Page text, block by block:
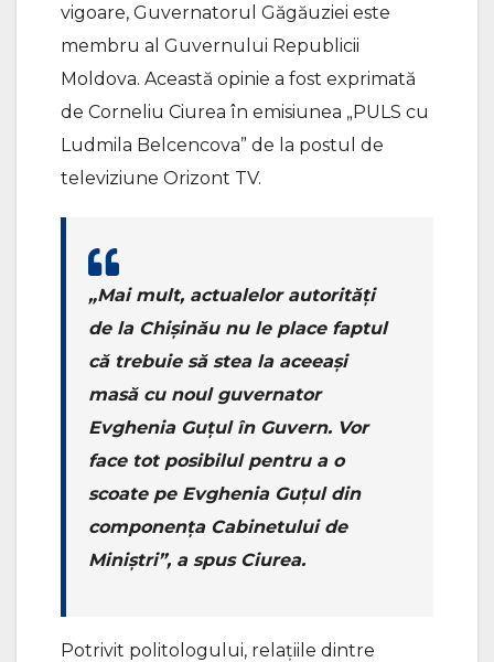
vigoare, Guvernatorul Găgăuziei este
membru al Guvernului Republicii
Moldova. Această opinie a fost exprimată
de Corneliu Ciurea în emisiunea „PULS cu
Ludmila Belcencova” de la postul de
televiziune Orizont TV.
„Mai mult, actualelor autorități
de la Chișinău nu le place faptul
că trebuie să stea la aceeași
masă cu noul guvernator
Evghenia Guțul în Guvern. Vor
face tot posibilul pentru a o
scoate pe Evghenia Guţul din
componența Cabinetului de
Miniştri”, a spus Ciurea.
Potrivit politologului, relațiile dintre